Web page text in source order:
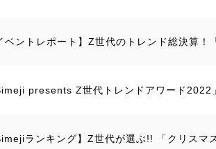
ベントレポート】Z世代のトレンド総決算
presents Z世代トレンドアワード2022
ランキング】Z世代が選ぶ!! 「クリスマ